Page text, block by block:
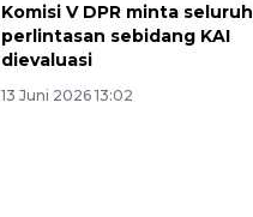
Komisi V DPR minta seluruh
perlintasan sebidang KAI
dievaluasi
13 Juni 2026 13:02